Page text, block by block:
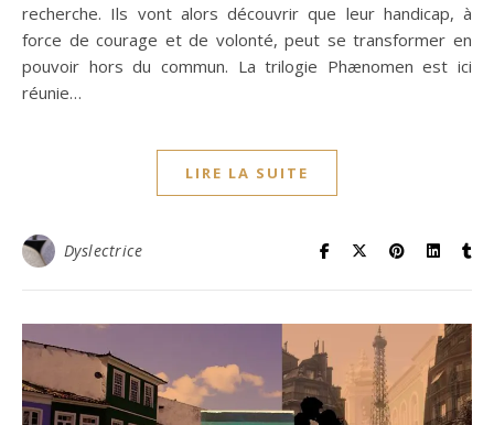
recherche. Ils vont alors découvrir que leur handicap, à
force de courage et de volonté, peut se transformer en
pouvoir hors du commun. La trilogie Phænomen est ici
réunie…
LIRE LA SUITE
Dyslectrice